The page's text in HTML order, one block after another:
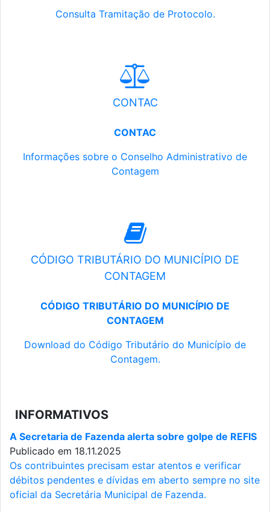
Consulta Tramitação de Protocolo.
CONTAC
CONTAC
Informações sobre o Conselho Administrativo de
Contagem
CÓDIGO TRIBUTÁRIO DO MUNICÍPIO DE
CONTAGEM
CÓDIGO TRIBUTÁRIO DO MUNICÍPIO DE
CONTAGEM
Download do Código Tributário do Município de
Contagem.
INFORMATIVOS
A Secretaria de Fazenda alerta sobre golpe de REFIS
Publicado em 18.11.2025
Os contribuintes precisam estar atentos e verificar
débitos pendentes e dívidas em aberto sempre no site
oficial da Secretária Municipal de Fazenda.